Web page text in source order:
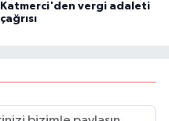
Katmerci'den vergi adaleti
çağrısı